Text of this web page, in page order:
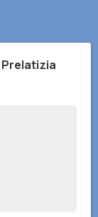
Prelatizia